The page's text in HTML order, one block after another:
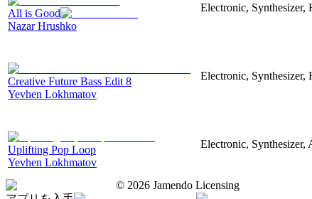
All is Good
Nazar Hrushko
Electronic, Synthesizer,
Creative Future Bass Edit 8
Yevhen Lokhmatov
Electronic, Synthesizer,
Uplifting Pop Loop
Yevhen Lokhmatov
Electronic,
© 2026 Jamendo Licensing